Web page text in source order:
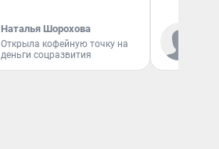
Наталья Шорохова
Открыла кофейную точку на
деньги соцразвития